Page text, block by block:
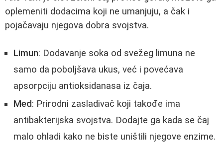
oplemeniti dodacima koji ne umanjuju, a čak i
pojačavaju njegova dobra svojstva.
Limun: Dodavanje soka od svežeg limuna ne
samo da poboljšava ukus, već i povećava
apsorpciju antioksidanasa iz čaja.
Med: Prirodni zasladivač koji takođe ima
antibakterijska svojstva. Dodajte ga kada se čaj
malo ohladi kako ne biste uništili njegove enzime.